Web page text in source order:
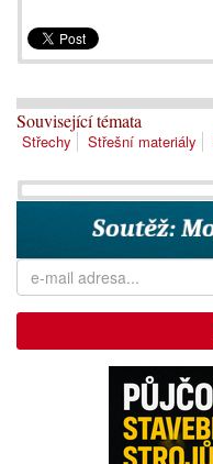
Související témata
Střechy Střešní materiály